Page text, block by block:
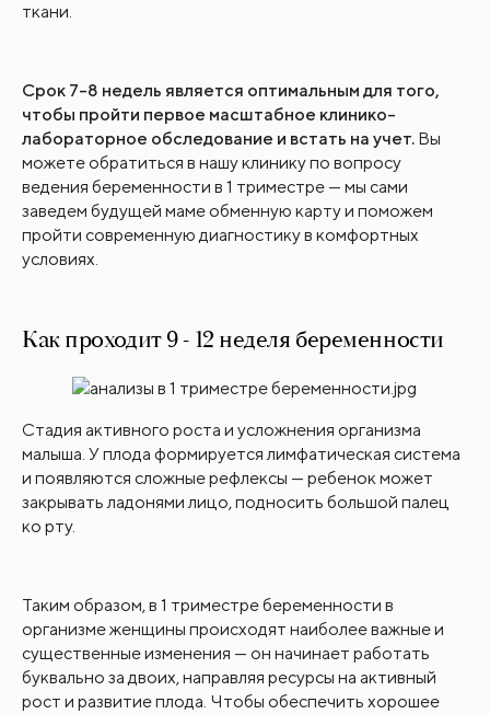
ткани.
Срок 7-8 недель является оптимальным для того,
чтобы пройти первое масштабное клинико-
лабораторное обследование и встать на учет. Вы
можете обратиться в нашу клинику по вопросу
ведения беременности в 1 триместре — мы сами
заведем будущей маме обменную карту и поможем
пройти современную диагностику в комфортных
условиях.
Как проходит 9 - 12 неделя беременности
Стадия активного роста и усложнения организма
малыша. У плода формируется лимфатическая система
и появляются сложные рефлексы — ребенок может
закрывать ладонями лицо, подносить большой палец
ко рту.
Таким образом, в 1 триместре беременности в
организме женщины происходят наиболее важные и
существенные изменения — он начинает работать
буквально за двоих, направляя ресурсы на активный
рост и развитие плода. Чтобы обеспечить хорошее